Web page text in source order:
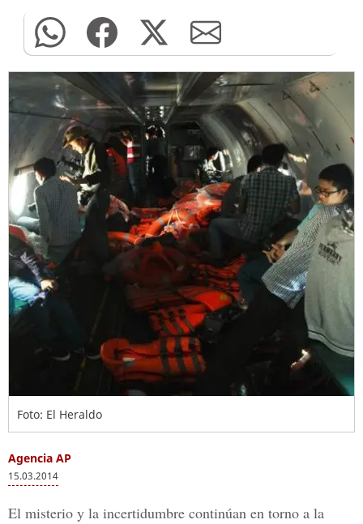
Foto: El Heraldo
Agencia AP
15.03.2014
El misterio y la incertidumbre continúan en torno a la